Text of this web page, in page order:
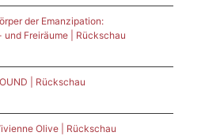
der Emanzipation:
Freiräume | Rückschau
| Rückschau
Olive | Rückschau